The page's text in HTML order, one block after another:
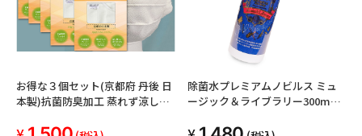
お得な３個セット(京都府 丹後 日
本製)抗菌防臭加工 蒸れず涼しい
イズ 風合い良いフィット感 飛沫
除菌水プレミアムノビルス ミュ
ージック＆ライブラリー300mL 1